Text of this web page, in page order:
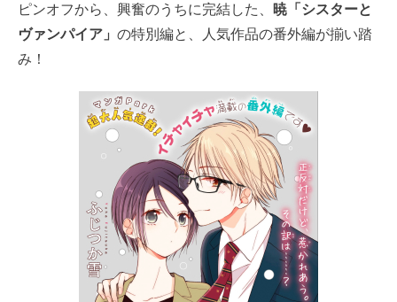
ピンオフから、興奮のうちに完結した、 暁「シスターと
ヴァンパイア」の特別編と、人気作品の番外編が揃い踏
み！